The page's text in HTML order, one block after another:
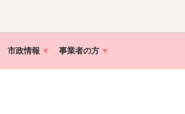
市政情報 事業者の方